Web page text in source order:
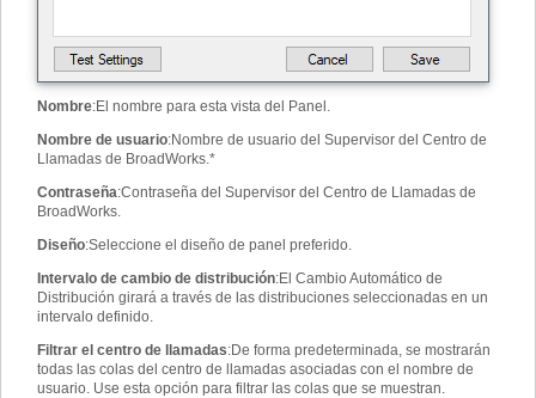
Nombre:El nombre para esta vista del Panel.
Nombre de usuario:Nombre de usuario del Supervisor del Centro de
Llamadas de BroadWorks.*
Contraseña:Contraseña del Supervisor del Centro de Llamadas de
BroadWorks.
Diseño:Seleccione el diseño de panel preferido.
Intervalo de cambio de distribución:El Cambio Automático de
Distribución girará a través de las distribuciones seleccionadas en un
intervalo definido.
Filtrar el centro de llamadas:De forma predeterminada, se mostrarán
todas las colas del centro de llamadas asociadas con el nombre de
usuario. Use esta opción para filtrar las colas que se muestran.